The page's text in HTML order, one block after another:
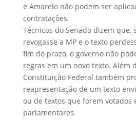
e Amarelo não podem ser
contratações.
Técnicos do Senado dizem que,
revogasse a MP e o texto
fim do prazo, o governo não
regras em um novo texto. Além
Constituição Federal também
reapresentação de um texto
ou de textos que forem votados
parlamentares.